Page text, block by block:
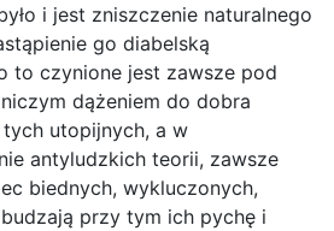
i jest zniszczenie naturalnego
go diabelską
to czynione jest zawsze pod
dążeniem do dobra
tych utopijnych, a w
antyludzkich teorii, zawsze
biednych, wykluczonych,
przy tym ich pychę i